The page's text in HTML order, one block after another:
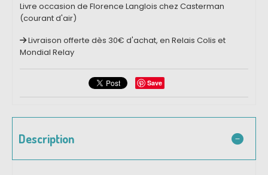
Livre occasion de Florence Langlois chez Casterman
(courant d'air)
Livraison offerte dès 30€ d'achat, en Relais Colis et
Mondial Relay
Save
Description